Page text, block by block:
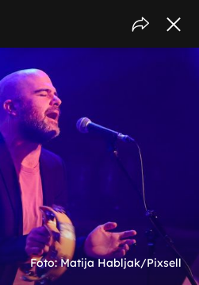
Foto: Matija Habljak/Pixsell